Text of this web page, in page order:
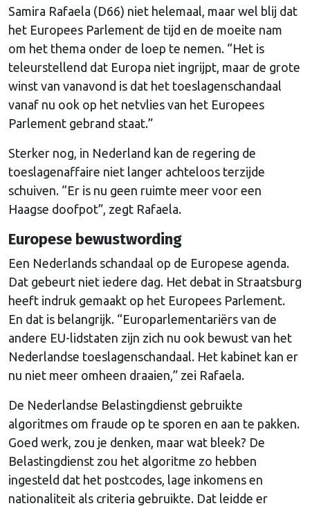
Samira Rafaela (D66) niet helemaal, maar wel blij dat
het Europees Parlement de tijd en de moeite nam
om het thema onder de loep te nemen. “Het is
teleurstellend dat Europa niet ingrijpt, maar de grote
winst van vanavond is dat het toeslagenschandaal
vanaf nu ook op het netvlies van het Europees
Parlement gebrand staat.”
Sterker nog, in Nederland kan de regering de
toeslagenaffaire niet langer achteloos terzijde
schuiven. “Er is nu geen ruimte meer voor een
Haagse doofpot”, zegt Rafaela.
Europese bewustwording
Een Nederlands schandaal op de Europese agenda.
Dat gebeurt niet iedere dag. Het debat in Straatsburg
heeft indruk gemaakt op het Europees Parlement.
En dat is belangrijk. “Europarlementariërs van de
andere EU-lidstaten zijn zich nu ook bewust van het
Nederlandse toeslagenschandaal. Het kabinet kan er
nu niet meer omheen draaien,” zei Rafaela.
De Nederlandse Belastingdienst gebruikte
algoritmes om fraude op te sporen en aan te pakken.
Goed werk, zou je denken, maar wat bleek? De
Belastingdienst zou het algoritme zo hebben
ingesteld dat het postcodes, lage inkomens en
nationaliteit als criteria gebruikte. Dat leidde er